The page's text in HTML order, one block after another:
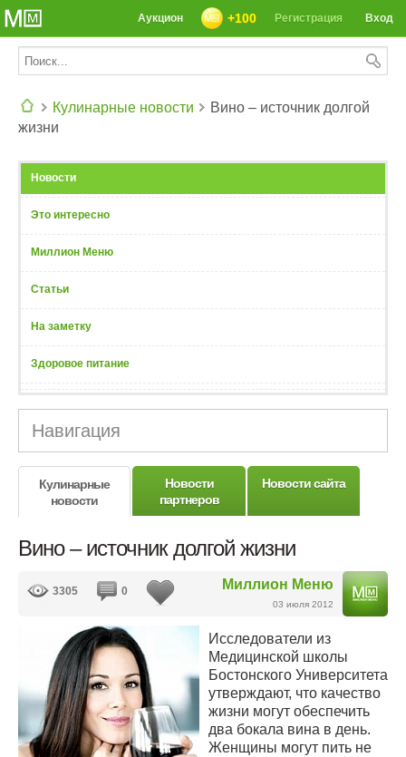
Вход
Регистрация
+100
Аукцион
Кулинарные новости
Вино – источник долгой
жизни
Новости
Это интересно
Миллион Меню
Статьи
На заметку
Здоровое питание
Навигация
Кулинарные
новости
Новости
партнеров
Новости сайта
Вино – источник долгой жизни
Миллион Меню
03 июля 2012
3305 0
Исследователи из
Медицинской школы
Бостонского Университета
утверждают, что качество
жизни могут обеспечить
два бокала вина в день.
Женщины могут пить не